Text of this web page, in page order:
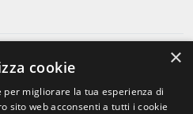
×
cookie
migliorare la tua esperienza di
sito web acconsenti a tutti i cookie